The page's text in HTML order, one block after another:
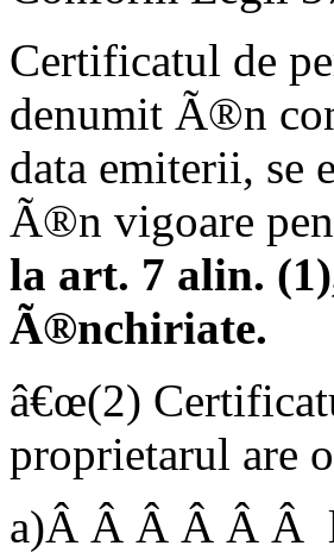
Certificatul de
denumit Ã®n
data emiterii, se
Ã®n vigoare
la art. 7 alin.
Ã®nchiriate.
â€œ(2)
proprietarul are
a)Â Â Â Â Â Â